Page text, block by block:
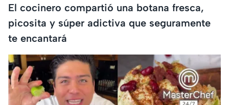
El cocinero compartió una botana fresca,
picosita y súper adictiva que seguramente
te encantará